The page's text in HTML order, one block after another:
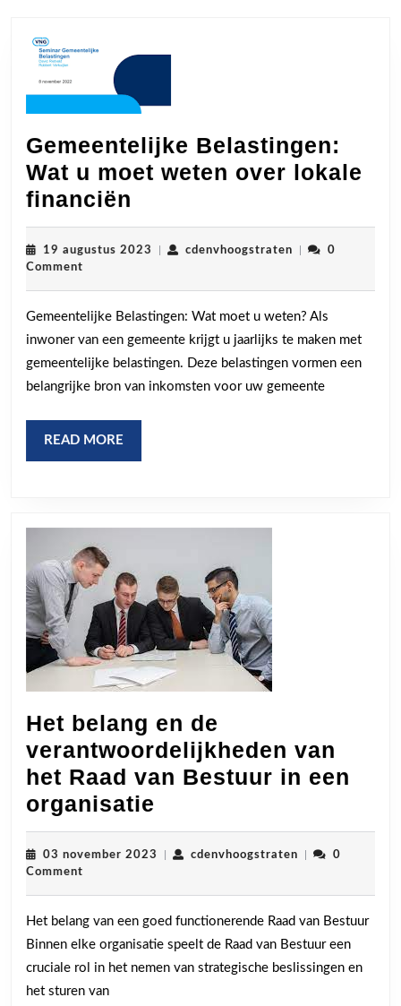
Gemeentelijke Belastingen:
Wat u moet weten over lokale
financiën
Belastingen:
Wat
moet
weten
over
lokale
19 augustus 2023 19
cdenvhoogstratencdenvhoogstraten
0
Comment
Gemeentelijke Belastingen: Wat moet u weten? Als
inwoner van een gemeente krijgt u jaarlijks te maken met
gemeentelijke belastingen. Deze belastingen vormen een
belangrijke bron van inkomsten voor uw gemeente
READ MORE
MORE
Het belang en de
verantwoordelijkheden van
het Raad van Bestuur in een
organisatie
belang
en
van
het
03 november 2023 03
cdenvhoogstraten
0
Comment
Het belang van een goed functionerende Raad van Bestuur
Binnen elke organisatie speelt de Raad van Bestuur een
cruciale rol in het nemen van strategische beslissingen en
het sturen van